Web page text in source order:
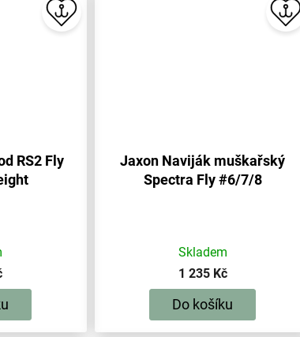
RS2 Fly
Jaxon Naviják muškařský
Spectra Fly #6/7/8
Skladem
1 235 Kč
Do košíku